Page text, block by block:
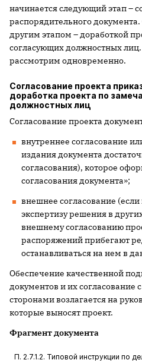
начинается следующий этап –
распорядительного
другим этапом – доработкой
согласующих должностных
рассмотрим одновременно.
Согласование проекта
доработка проекта по
должностных лиц
Согласование проекта
внутреннее согласование
издания документа
согласования), которое
согласования документа»;
внешнее согласование
экспертизу решения в
внешнему согласованию
распоряжений прибегают
останавливаться на нем в
Обеспечение качественной
документов и их согласование
сторонами возлагается на
которые выносят проект.
Фрагмент документа
П. 2.7.1.2. Типовой инструкции по